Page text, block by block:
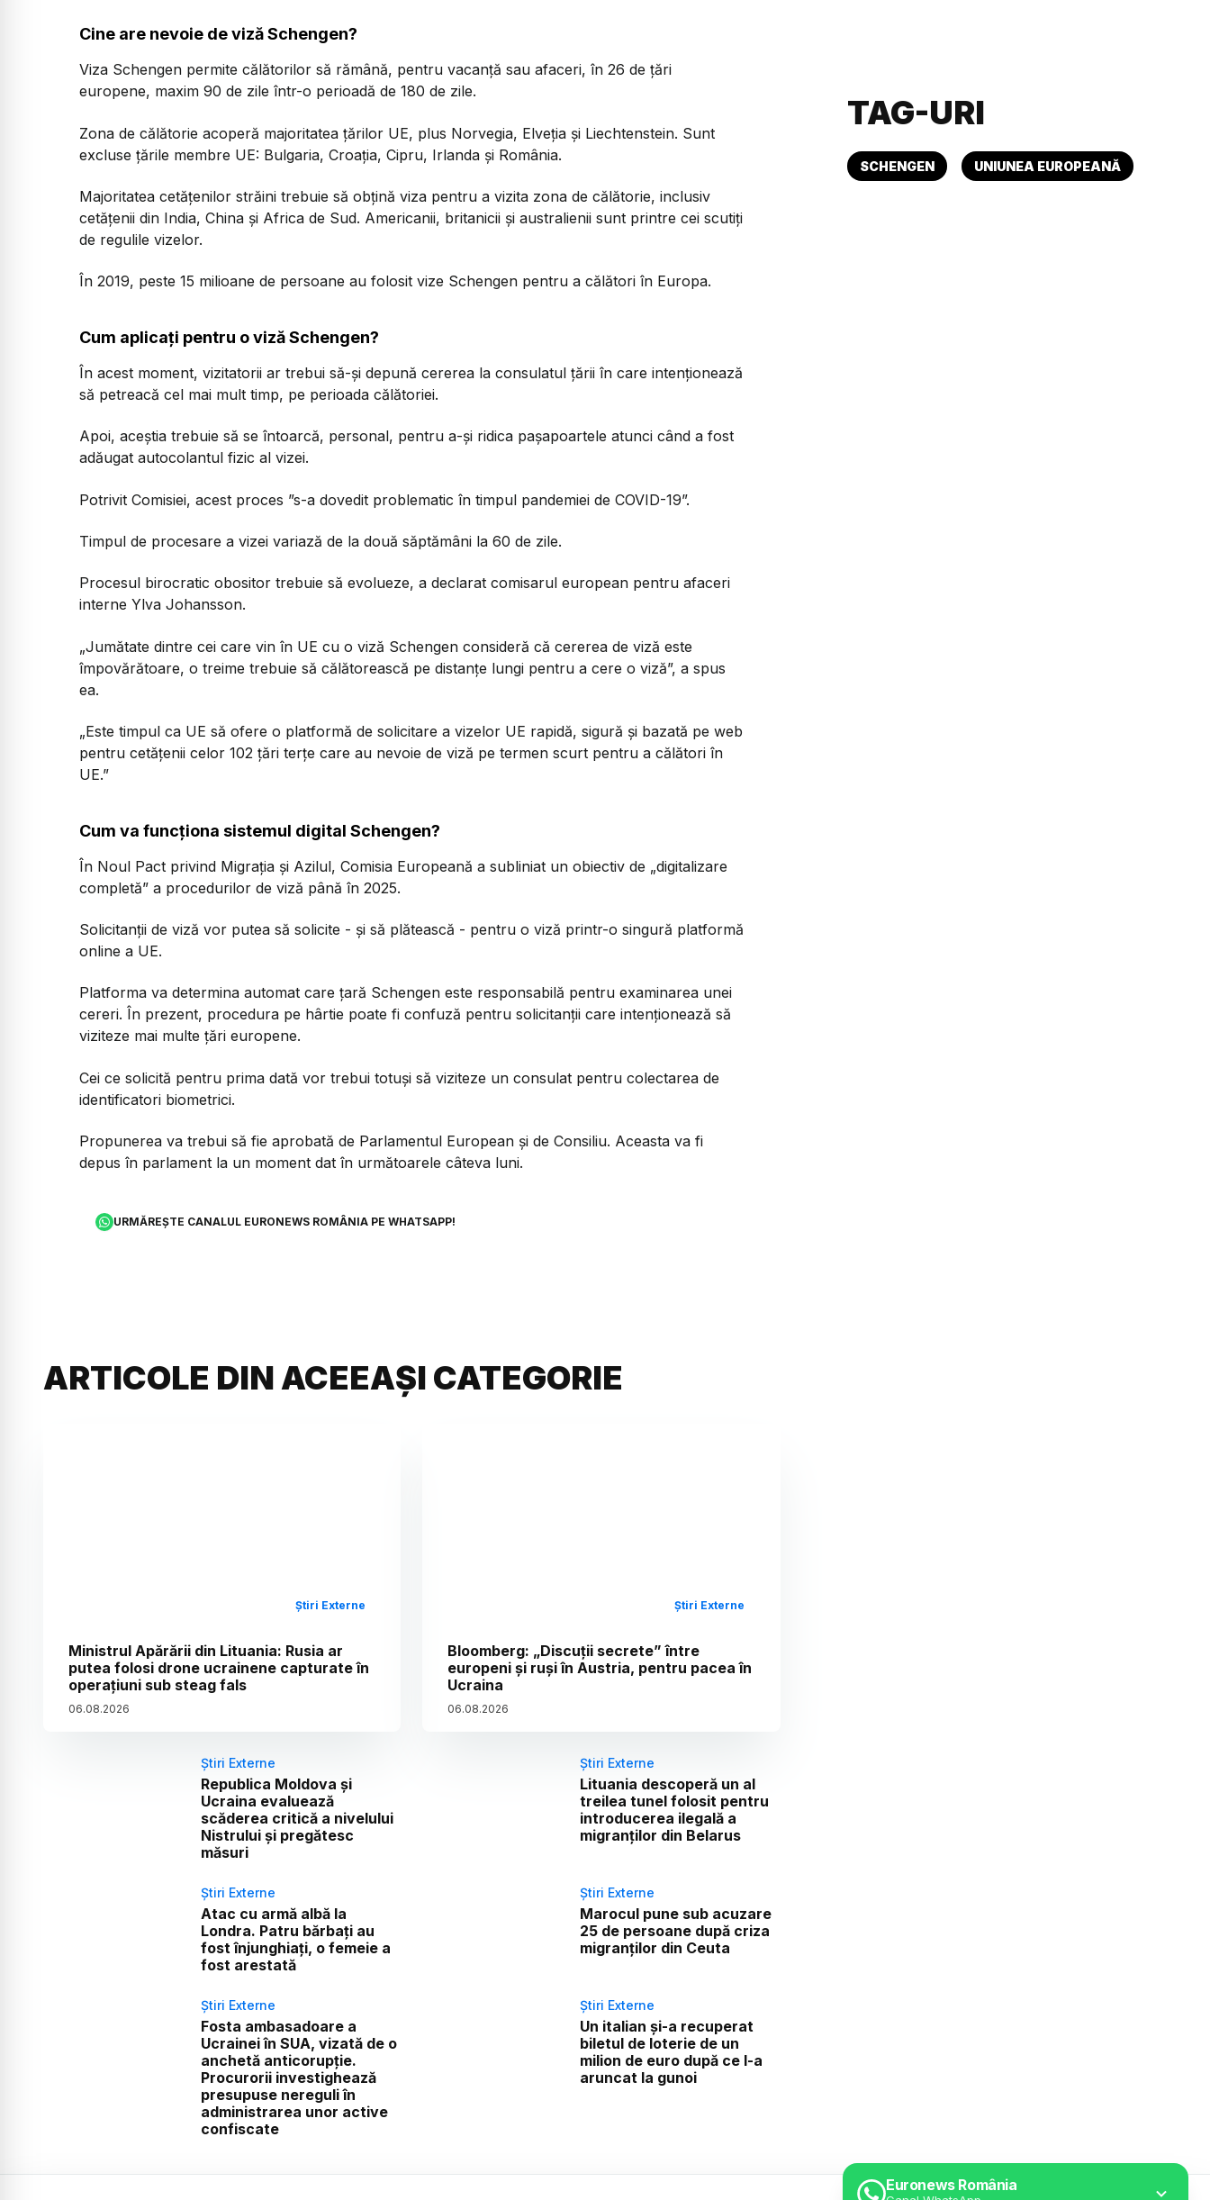
Euronews România
Cine are nevoie de viză Schengen?
Viza Schengen permite călătorilor să rămână, pentru vacanță sau afaceri, în 26 de țări
europene, maxim 90 de zile într-o perioadă de 180 de zile.
Zona de călătorie acoperă majoritatea țărilor UE, plus Norvegia, Elveția și Liechtenstein. Sunt
excluse țările membre UE: Bulgaria, Croația, Cipru, Irlanda și România.
Majoritatea cetățenilor străini trebuie să obțină viza pentru a vizita zona de călătorie, inclusiv
cetățenii din India, China și Africa de Sud. Americanii, britanicii și australienii sunt printre cei scutiți
de regulile vizelor.
În 2019, peste 15 milioane de persoane au folosit vize Schengen pentru a călători în Europa.
Cum aplicați pentru o viză Schengen?
În acest moment, vizitatorii ar trebui să-și depună cererea la consulatul țării în care intenționează
să petreacă cel mai mult timp, pe perioada călătoriei.
Apoi, aceștia trebuie să se întoarcă, personal, pentru a-și ridica pașapoartele atunci când a fost
adăugat autocolantul fizic al vizei.
Potrivit Comisiei, acest proces ”s-a dovedit problematic în timpul pandemiei de COVID-19”.
Timpul de procesare a vizei variază de la două săptămâni la 60 de zile.
Procesul birocratic obositor trebuie să evolueze, a declarat comisarul european pentru afaceri
interne Ylva Johansson.
„Jumătate dintre cei care vin în UE cu o viză Schengen consideră că cererea de viză este
împovărătoare, o treime trebuie să călătorească pe distanțe lungi pentru a cere o viză”, a spus
ea.
„Este timpul ca UE să ofere o platformă de solicitare a vizelor UE rapidă, sigură și bazată pe web
pentru cetățenii celor 102 țări terțe care au nevoie de viză pe termen scurt pentru a călători în
UE.”
Cum va funcționa sistemul digital Schengen?
În Noul Pact privind Migrația și Azilul, Comisia Europeană a subliniat un obiectiv de „digitalizare
completă” a procedurilor de viză până în 2025.
Solicitanții de viză vor putea să solicite - și să plătească - pentru o viză printr-o singură platformă
online a UE.
Platforma va determina automat care țară Schengen este responsabilă pentru examinarea unei
cereri. În prezent, procedura pe hârtie poate fi confuză pentru solicitanții care intenționează să
viziteze mai multe țări europene.
Cei ce solicită pentru prima dată vor trebui totuși să viziteze un consulat pentru colectarea de
identificatori biometrici.
Propunerea va trebui să fie aprobată de Parlamentul European și de Consiliu. Aceasta va fi
depus în parlament la un moment dat în următoarele câteva luni.
URMĂREȘTE CANALUL EURONEWS ROMÂNIA PE WHATSAPP!
ARTICOLE DIN ACEEAȘI CATEGORIE
Știri Externe
Ministrul Apărării din Lituania: Rusia ar
putea folosi drone ucrainene capturate în
operațiuni sub steag fals
06.08.2026
Știri Externe
Bloomberg: „Discuții secrete” între
europeni și ruși în Austria, pentru pacea în
Ucraina
06.08.2026
Știri Externe
Republica Moldova și
Ucraina evaluează
scăderea critică a nivelului
Nistrului și pregătesc
măsuri
Știri Externe
Lituania descoperă un al
treilea tunel folosit pentru
introducerea ilegală a
migranților din Belarus
Știri Externe
Atac cu armă albă la
Londra. Patru bărbați au
fost înjunghiați, o femeie a
fost arestată
Știri Externe
Marocul pune sub acuzare
25 de persoane după criza
migranților din Ceuta
Știri Externe
Fosta ambasadoare a
Ucrainei în SUA, vizată de o
anchetă anticorupție.
Procurorii investighează
presupuse nereguli în
administrarea unor active
confiscate
Știri Externe
Un italian și-a recuperat
biletul de loterie de un
milion de euro după ce l-a
aruncat la gunoi
TAG-URI
SCHENGEN UNIUNEA EUROPEANĂ